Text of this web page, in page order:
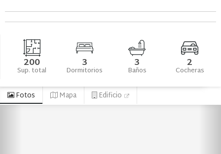
200
Sup. total 3
Dormitorios 3
Baños 2
Cocheras
Fotos Mapa Edificio